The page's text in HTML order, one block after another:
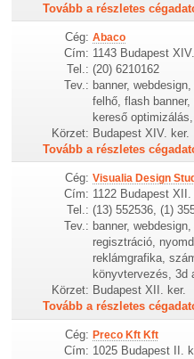
Tovább a részletes
Cég: Abaco
Cím: 1143 Budapest
Tel.: (20) 6210162
Tev.: banner,
felhő, flash
kereső
Körzet: Budapest XIV. ker.
Tovább a részletes
Cég: Visualia Design
Cím: 1122 Budapest
Tel.: (13) 552536, (1)
Tev.: banner,
regisztráció,
reklámgrafika,
könyvtervezés, 3d
Körzet: Budapest XII. ker.
Tovább a részletes
Cég: Preco Kft Kft
Cím: 1025 Budapest II.